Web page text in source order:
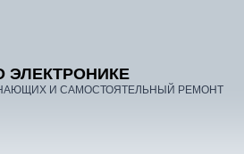
ЭЛЕКТРОНИКЕ
И САМОСТОЯТЕЛЬНЫЙ РЕМОНТ